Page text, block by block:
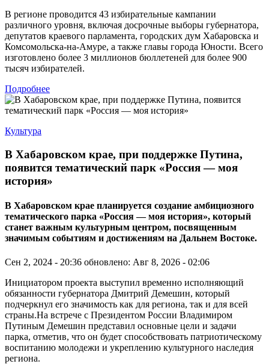
В регионе проводится 43 избирательные кампании
различного уровня, включая досрочные выборы губернатора,
депутатов краевого парламента, городских дум Хабаровска и
Комсомольска-на-Амуре, а также главы города Юности. Всего
изготовлено более 3 миллионов бюллетеней для более 900
тысяч избирателей.
Подробнее
Культура
В Хабаровском крае, при поддержке Путина,
появится тематический парк «Россия — моя
история»
В Хабаровском крае планируется создание амбициозного
тематического парка «Россия — моя история», который
станет важным культурным центром, посвященным
значимым событиям и достижениям на Дальнем Востоке.
Сен 2, 2024 - 20:36 обновлено: Авг 8, 2026 - 02:06
Инициатором проекта выступил временно исполняющий
обязанности губернатора Дмитрий Демешин, который
подчеркнул его значимость как для региона, так и для всей
страны.На встрече с Президентом России Владимиром
Путиным Демешин представил основные цели и задачи
парка, отметив, что он будет способствовать патриотическому
воспитанию молодежи и укреплению культурного наследия
региона.